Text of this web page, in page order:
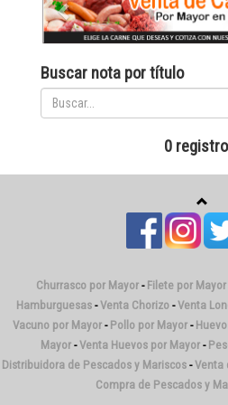
Buscar nota por título
0
Churrasco por Mayor- Filete por Mayor
Hamburguesas -Venta Chorizo -Venta
Vacuno por Mayor - Pollo por Mayor -
Mayor-Venta Huevos por Mayor-
Distribuidora de Pescados y Mariscos-Venta
Compra de Pescados y